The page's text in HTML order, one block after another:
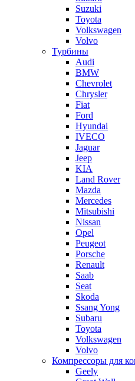
Suzuki
Toyota
Volkswagen
Volvo
Турбины
Audi
BMW
Chevrolet
Chrysler
Fiat
Ford
Hyundai
IVECO
Jaguar
Jeep
KIA
Land Rover
Mazda
Mercedes
Mitsubishi
Nissan
Opel
Peugeot
Porsche
Renault
Saab
Seat
Skoda
Ssang Yong
Subaru
Toyota
Volkswagen
Volvo
Компрессоры для
Geely